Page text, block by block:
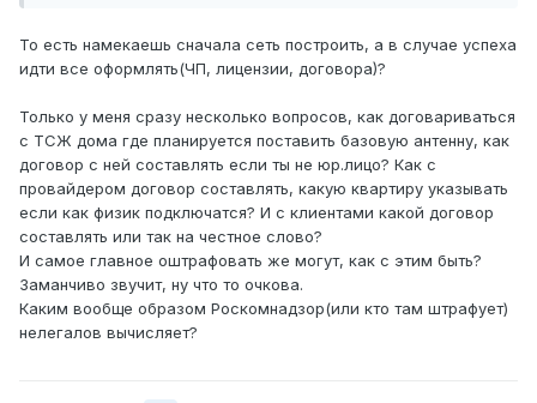
То есть намекаешь сначала сеть построить, а в случае успеха
идти все оформлять(ЧП, лицензии, договора)?
Только у меня сразу несколько вопросов, как договариваться
с ТСЖ дома где планируется поставить базовую антенну, как
договор с ней составлять если ты не юр.лицо? Как с
провайдером договор составлять, какую квартиру указывать
если как физик подключатся? И с клиентами какой договор
составлять или так на честное слово?
И самое главное оштрафовать же могут, как с этим быть?
Заманчиво звучит, ну что то очкова.
Каким вообще образом Роскомнадзор(или кто там штрафует)
нелегалов вычисляет?